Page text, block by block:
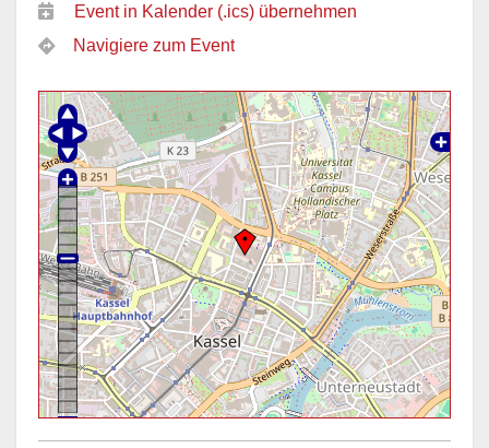
Event in Kalender (.ics) übernehmen
Navigiere zum Event